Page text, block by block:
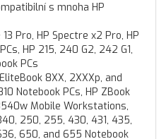
s mnoha HP
Pro, HP Spectre x2 Pro, HP
HP 215, 240 G2, 242 G1,
PCs
8XX, 2XXXp, and
Notebook PCs, HP ZBook
Mobile Workstations,
250, 255, 430, 431, 435,
650, and 655 Notebook